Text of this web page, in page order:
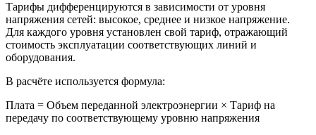
Тарифы дифференцируются в зависимости от уровня
напряжения сетей: высокое, среднее и низкое напряжение.
Для каждого уровня установлен свой тариф, отражающий
стоимость эксплуатации соответствующих линий и
оборудования.
В расчёте используется формула:
Плата = Объем переданной электроэнергии × Тариф на
передачу по соответствующему уровню напряжения